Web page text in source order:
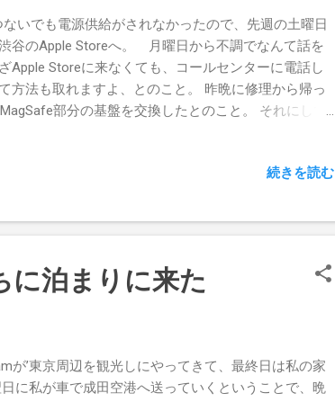
いでも電源供給がされなかったので、先週の土曜日
谷のApple Storeへ。 月曜日から不調でなんて話を
Apple Storeに来なくても、コールセンターに電話し
方法も取れますよ、とのこと。 昨晩に修理から帰っ
部分の基盤を交換したとのこと。 それにして
続きを読む
に泊まりに来た
が’東京周辺を観光しにやってきて、最終日は私の家
に私が車で成田空港へ送っていくということで、晩